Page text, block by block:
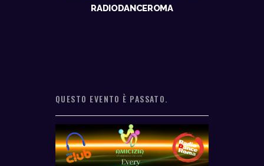
RADIODANCEROMA
QUESTO EVENTO È PASSATO.